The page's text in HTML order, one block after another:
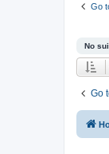
Go
No
Go